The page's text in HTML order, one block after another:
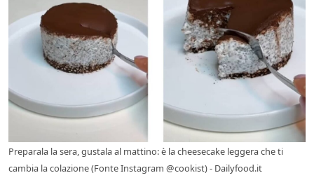
Preparala la sera, gustala al mattino: è la cheesecake leggera che ti
cambia la colazione (Fonte Instagram @cookist) - Dailyfood.it